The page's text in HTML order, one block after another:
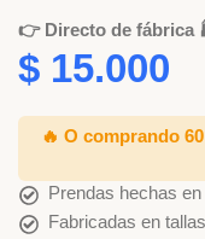
👉 Directo de fábrica
$ 15.000
🔥 O comprando
Prendas hechas
Fabricadas en